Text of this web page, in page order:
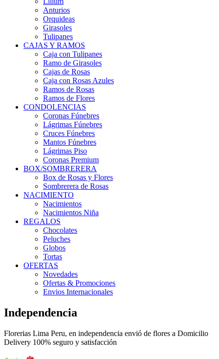
Anturios
Orquideas
Girasoles
Tulipanes
CAJAS Y RAMOS
Caja con Tulipanes
Ramo de Girasoles
Cajas de Rosas
Caja con Rosas Azules
Ramos de Rosas
Ramos de Flores
CONDOLENCIAS
Coronas Fúnebres
Lágrimas Fúnebres
Cruces Fúnebres
Mantos Fúnebres
Lágrimas Piso
Coronas Premium
BOX/SOMBRERERA
Box de Rosas y Flores
Sombrerera de Rosas
NACIMIENTO
Nacimientos
Nacimientos Niña
REGALOS
Chocolates
Peluches
Globos
Tortas
OFERTAS
Novedades
Ofertas & Promociones
Envios Internacionales
Independencia
Florerias Lima Peru, en independencia envió de flores a Domicilio
Delivery 100% seguro y satisfacción